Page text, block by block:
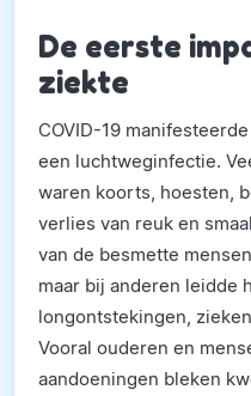
De eerste
ziekte
COVID-19
een luchtweginfectie.
waren koorts, hoesten,
verlies van reuk en
van de besmette
maar bij anderen leidde
longontstekingen,
Vooral ouderen en
aandoeningen bleken